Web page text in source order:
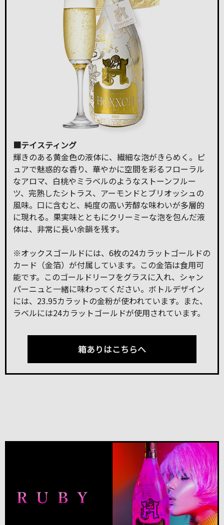
■テイスティング
輝きのある黄金色の液体に、繊細な泡がきらめく。ピ
ュアで魅惑的な香り、華やかに空間を彩るフローラル
なアロマ、白桃やミラベルのようなストーンフルー
ツ、完熟したシトラス、アーモンドとブリオッシュの
風味。口に含むと、純度の高い芳醇な味わいが多層的
に現れる。果実味とともにクリーミーな泡を包んだ液
体は、非常に長い余韻を残す。
※オックスゴールドには、6枚の24カラットゴールドの
カード（金箔）が付属しています。この金箔は食用可
能です。このゴールドリーフをグラスに入れ、シャン
パーニュと一緒に味わってください。ボトルデザイン
には、23.95カラットの金粉が使われています。また、
ラベルには24カラットゴールドが使用されています。
箱ありはこちらへ